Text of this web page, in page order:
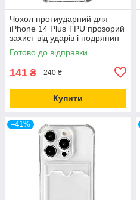
Чохол протиударний для
iPhone 14 Plus TPU прозорий
захист від ударів і подряпин
Готово до відправки
141 ₴ 240 ₴
Купити
–41%